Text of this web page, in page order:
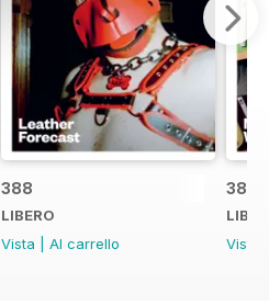
388
LIBERO
Vista
Al carrello
387
Vista